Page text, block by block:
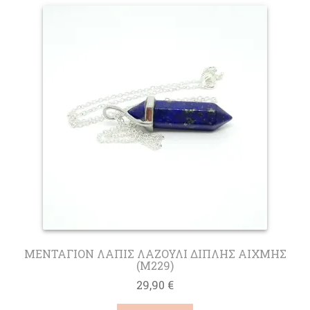
να
επιλεγούν
στη
σελίδα
του
ΜΕΝΤΑΓΙΟΝ ΛΑΠΙΣ ΛΑΖΟΥΛΙ ΔΙΠΛΗΣ ΑΙΧΜΗΣ
(M229)
29,90 €